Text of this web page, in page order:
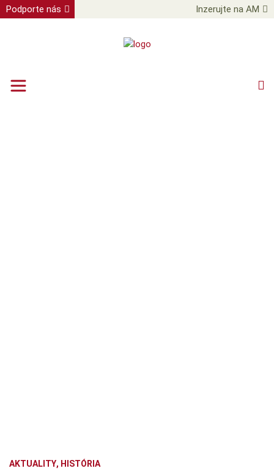
Podporte nás Inzerujte na AM
AKTUALITY, HISTÓRIA